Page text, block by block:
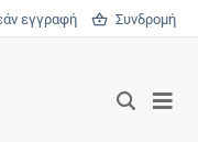
εγγραφή Συνδρομή